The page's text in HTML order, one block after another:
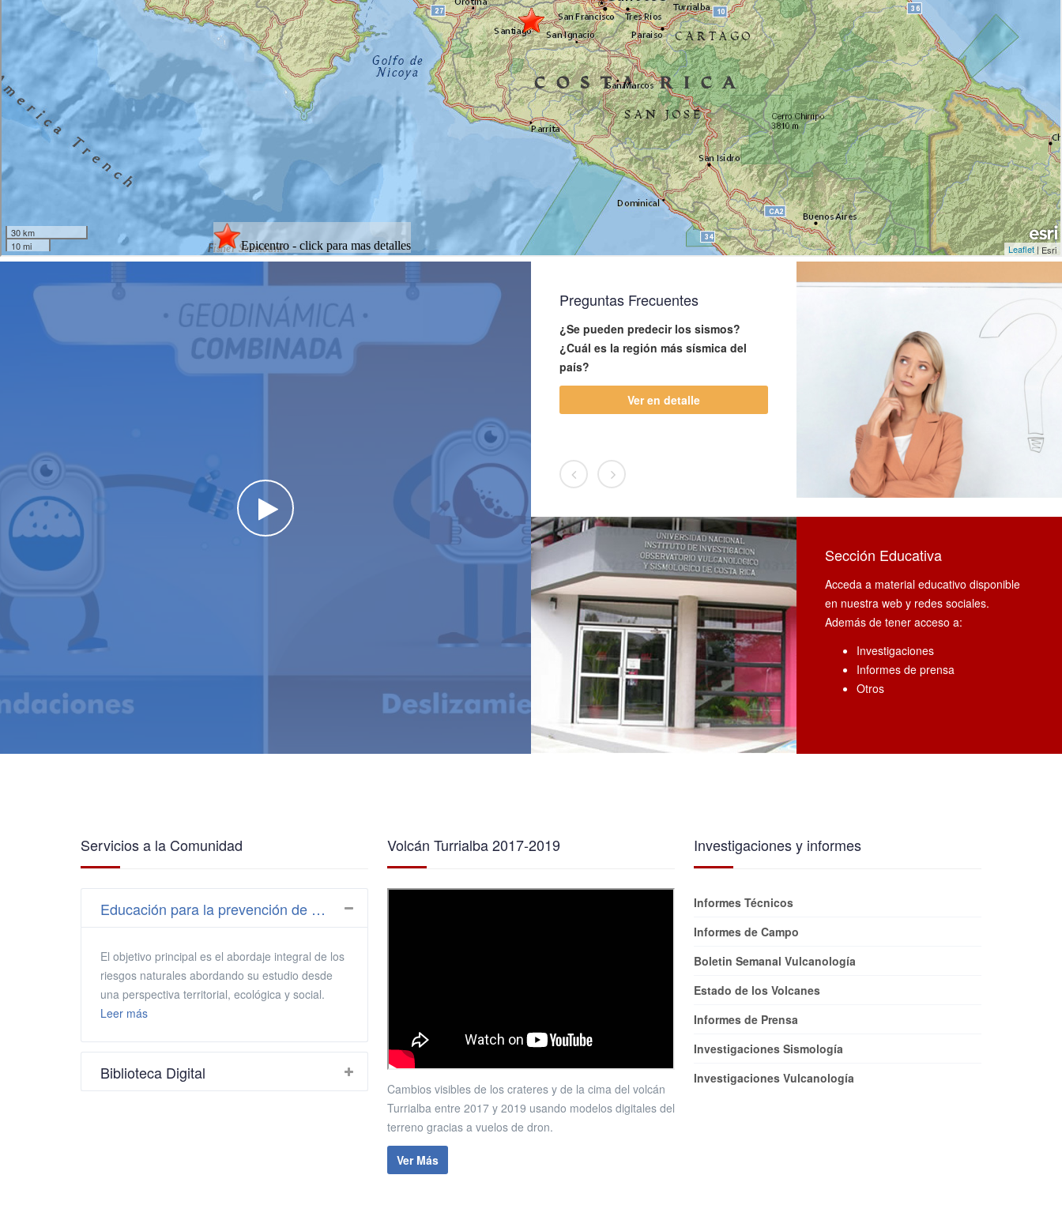
Watch the video
Aprende jugando
Y si armamos un rompecabezas ?
Preguntas Frecuentes
¿Se pueden predecir los sismos?
¿Cuál es la región más sísmica del
país?
Ver en detalle
Sección Educativa
Acceda a material educativo disponible
en nuestra web y redes sociales.
Además de tener acceso a:
Investigaciones
Informes de prensa
Otros
Servicios a la Comunidad
Educación para la prevención de riesgos naturales
El objetivo principal es el abordaje integral de los
riesgos naturales abordando su estudio desde
una perspectiva territorial, ecológica y social.
Leer más
Biblioteca Digital
Volcán Turrialba 2017-2019
Cambios visibles de los crateres y de la cima del volcán
Turrialba entre 2017 y 2019 usando modelos digitales del
terreno gracias a vuelos de dron.
Ver Más
Investigaciones y informes
Informes Técnicos
Informes de Campo
Boletin Semanal Vulcanología
Estado de los Volcanes
Informes de Prensa
Investigaciones Sismología
Investigaciones Vulcanología